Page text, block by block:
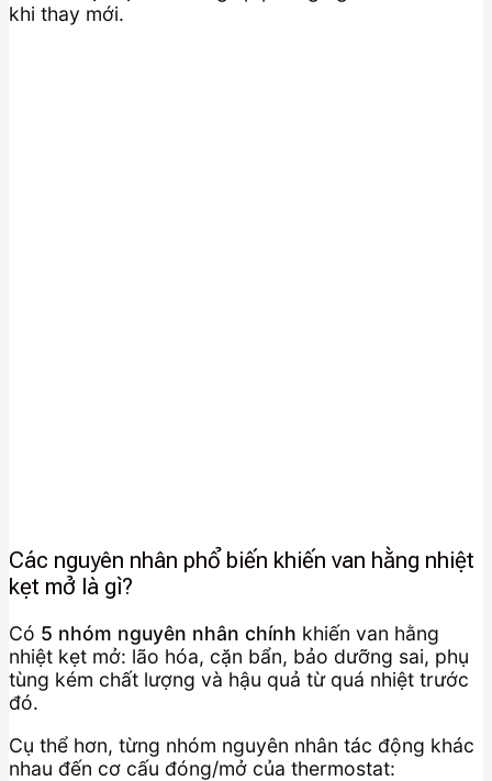
khi thay mới.
Các nguyên nhân phổ biến khiến van hằng nhiệt
kẹt mở là gì?
Có 5 nhóm nguyên nhân chính khiến van hằng
nhiệt kẹt mở: lão hóa, cặn bẩn, bảo dưỡng sai, phụ
tùng kém chất lượng và hậu quả từ quá nhiệt trước
đó.
Cụ thể hơn, từng nhóm nguyên nhân tác động khác
nhau đến cơ cấu đóng/mở của thermostat: